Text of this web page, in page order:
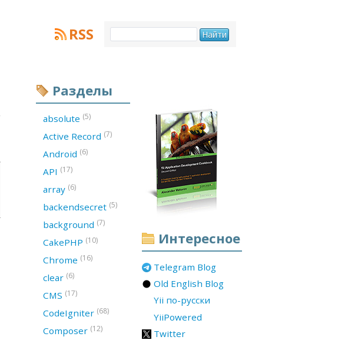
RSS
Интересное
Telegram Blog
Old English Blog
Yii по-русски
YiiPowered
Twitter
Разделы
absolute (5)
Active Record (7)
Android (6)
API (17)
array (6)
backendsecret (5)
background (7)
CakePHP (10)
Chrome (16)
clear (6)
CMS (17)
CodeIgniter (68)
Composer (12)